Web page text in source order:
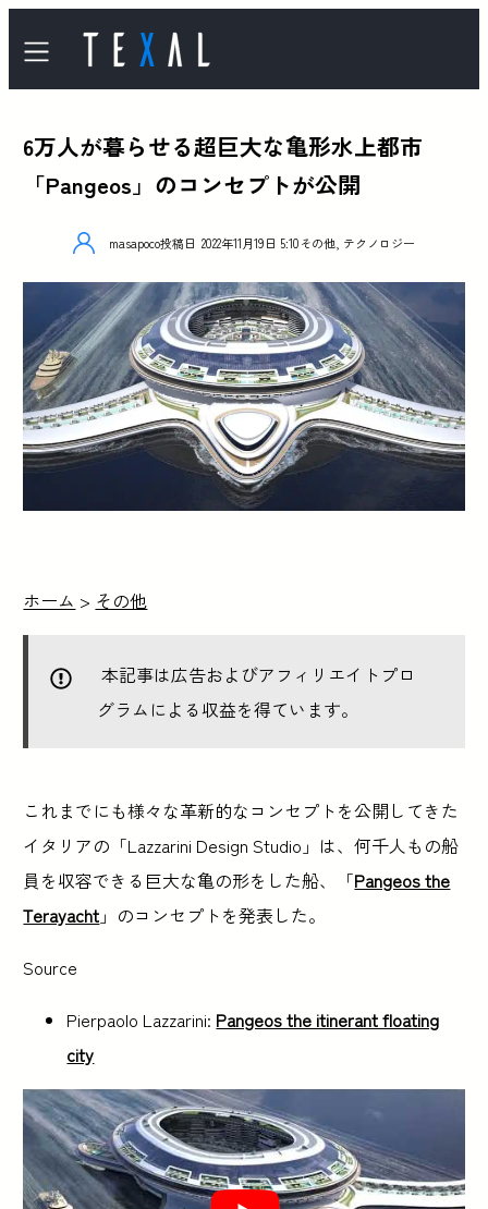
6万人が暮らせる超巨大な亀形水上都市
「Pangeos」のコンセプトが公開
masapoco投稿日 2022年11月19日 5:10その他 テクノロジー
ホーム > その他
本記事は広告およびアフィリエイトプロ
グラムによる収益を得ています。
これまでにも様々な革新的なコンセプトを公開してきた
イタリアの「Lazzarini Design Studio」は、何千人もの船
員を収容できる巨大な亀の形をした船、「Pangeos the
Terayacht 」のコンセプトを発表した。
Source
Pierpaolo Lazzarini: Pangeos the itinerant floating
city